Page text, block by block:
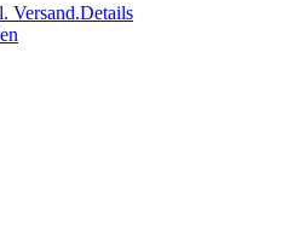
Versand.Details